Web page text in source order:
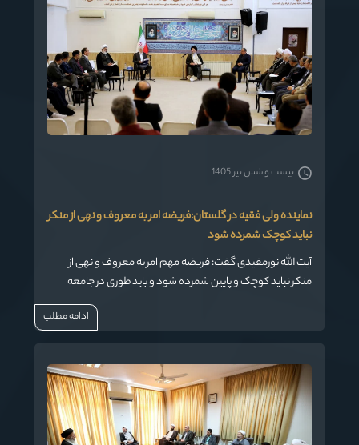
نماینده ولی فقیه در گلستان:فریضه امر به معروف و نهی از منکر
نباید کوچک شمرده شود
آیت الله نورمفیدی گفت: فریضه مهم امر به معروف و نهی از
منکر نباید کوچک و پایین شمرده شود و باید طوری در جامعه
بیست و شش تیر 1405
ادامه مطلب